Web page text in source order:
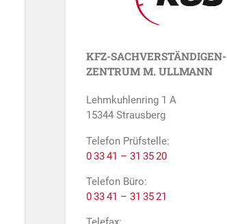
KFZ-SACH­VERSTÄN­DIGEN­
ZENTRUM M. ULLMANN
Lehmkuhlenring 1 A
15344 Strausberg
Telefon Prüfstelle:
0 33 41 – 31 35 20
Telefon Büro:
0 33 41 – 31 35 21